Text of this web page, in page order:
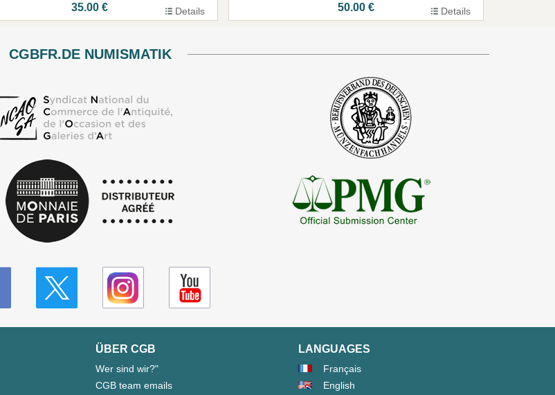
35.00 € Details 50.00 € Details
CGBFR.DE NUMISMATIK
ÜBER CGB
Wer sind wir?"
CGB team emails
LANGUAGES
Français
English